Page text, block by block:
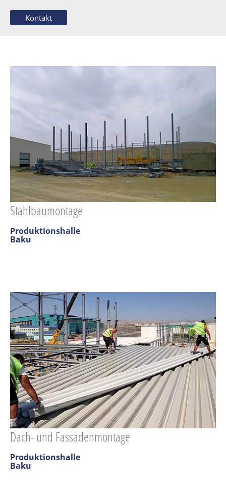
Kontakt
Stahlbaumontage
Produktionshalle
Baku
Dach- und Fassadenmontage
Produktionshalle
Baku